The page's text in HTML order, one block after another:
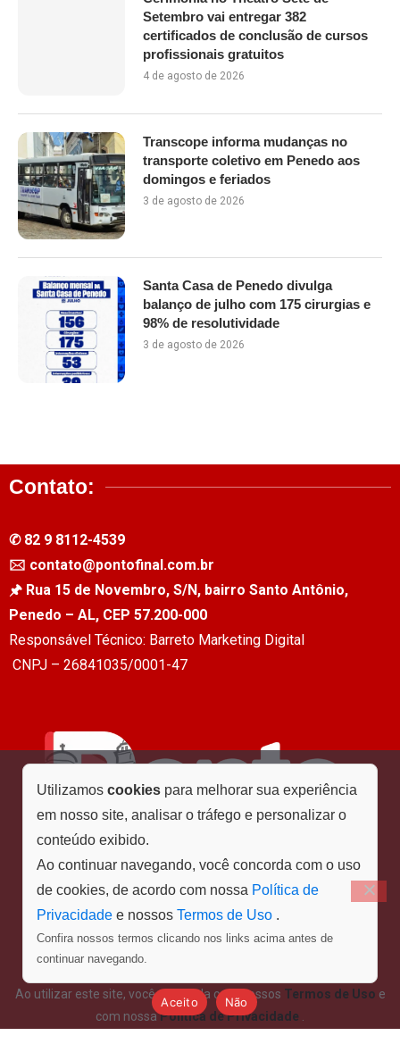
Setembro vai entregar 382
certificados de conclusão de cursos
profissionais gratuitos
4 de agosto de 2026
Transcope informa mudanças no
transporte coletivo em Penedo aos
domingos e feriados
3 de agosto de 2026
Santa Casa de Penedo divulga
balanço de julho com 175 cirurgias e
98% de resolutividade
3 de agosto de 2026
Utilizamos cookies para melhorar sua experiência
em nosso site, analisar o tráfego e personalizar o
conteúdo exibido.
Ao continuar navegando, você concorda com o uso
de cookies, de acordo com nossa Política de
Privacidade e nossos Termos de Uso .
Confira nossos termos clicando nos links acima antes de
continuar navegando.
Aceito Não
Contato:
✆ 82 9 8112-4539
🖂 contato@pontofinal.com.br
🖈 Rua 15 de Novembro, S/N, bairro Santo Antônio,
Penedo – AL, CEP 57.200-000
Responsável Técnico: Barreto Marketing Digital
CNPJ – 26841035/0001-47
Ao utilizar este site, você concorda com nossos Termos de Uso e
com nossaPolítica de Privacidade .